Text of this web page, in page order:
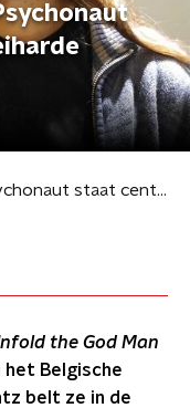
Belgische metalband Psychonaut staat centraal in De Keiharde Pödcast
the God Man
het Belgische
belt ze in de